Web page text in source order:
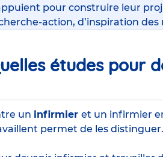
pour construire leur
action, d’inspiration
études pour
un infirmier et un infirmier
permet de les distinguer.